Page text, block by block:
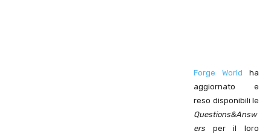
Forge World ha
aggiornato e
reso disponibili le
Questions&Answ
ers per il loro